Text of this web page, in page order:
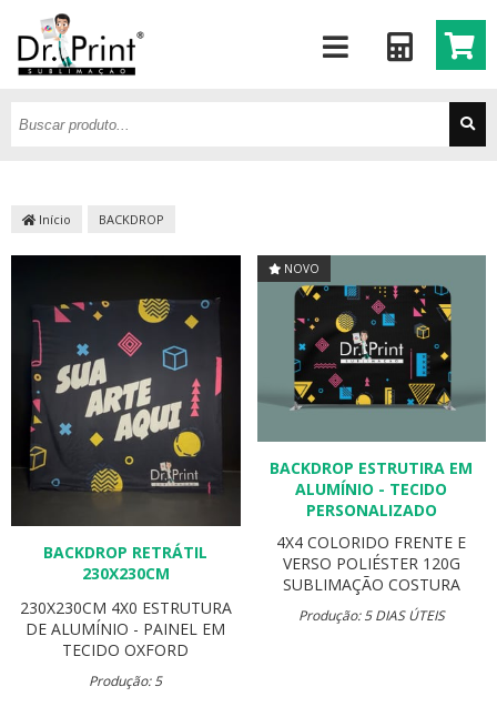
Início BACKDROP
BACKDROP RETRÁTIL
230X230CM
230X230CM 4X0 ESTRUTURA
DE ALUMÍNIO - PAINEL EM
TECIDO OXFORD
Produção: 5
NOVO
BACKDROP ESTRUTIRA EM
ALUMÍNIO - TECIDO
PERSONALIZADO
4X4 COLORIDO FRENTE E
VERSO POLIÉSTER 120G
SUBLIMAÇÃO COSTURA
Produção: 5 DIAS ÚTEIS